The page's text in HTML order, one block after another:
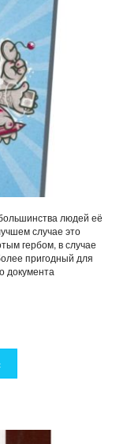
людей её
случае это
гербом, в случае
пригодный для
документа